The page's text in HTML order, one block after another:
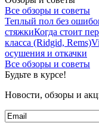
Все обзоры и советы
Теплый пол без
стяжкиКогда стоит
класса (Ridgid, Rems)
осушения и откачки
Все обзоры и советы
Будьте в курсе!
Новости, обзоры и